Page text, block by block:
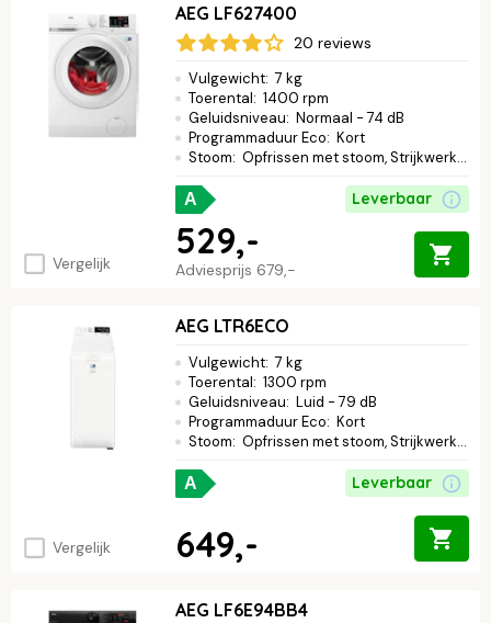
Vergelijk
AEG LF627400
20 reviews
Vulgewicht: 7 kg
Toerental: 1400 rpm
Geluidsniveau: Normaal - 74 dB
Programmaduur Eco: Kort
Stoom: Opfrissen met stoom, Strijkwerk verminderen
A Leverbaar
Adviesprijs 679,-
529,-
Vergelijk
AEG LTR6ECO
Vulgewicht: 7 kg
Toerental: 1300 rpm
Geluidsniveau: Luid - 79 dB
Programmaduur Eco: Kort
Stoom: Opfrissen met stoom, Strijkwerk verminderen
A Leverbaar
649,-
AEG LF6E94BB4